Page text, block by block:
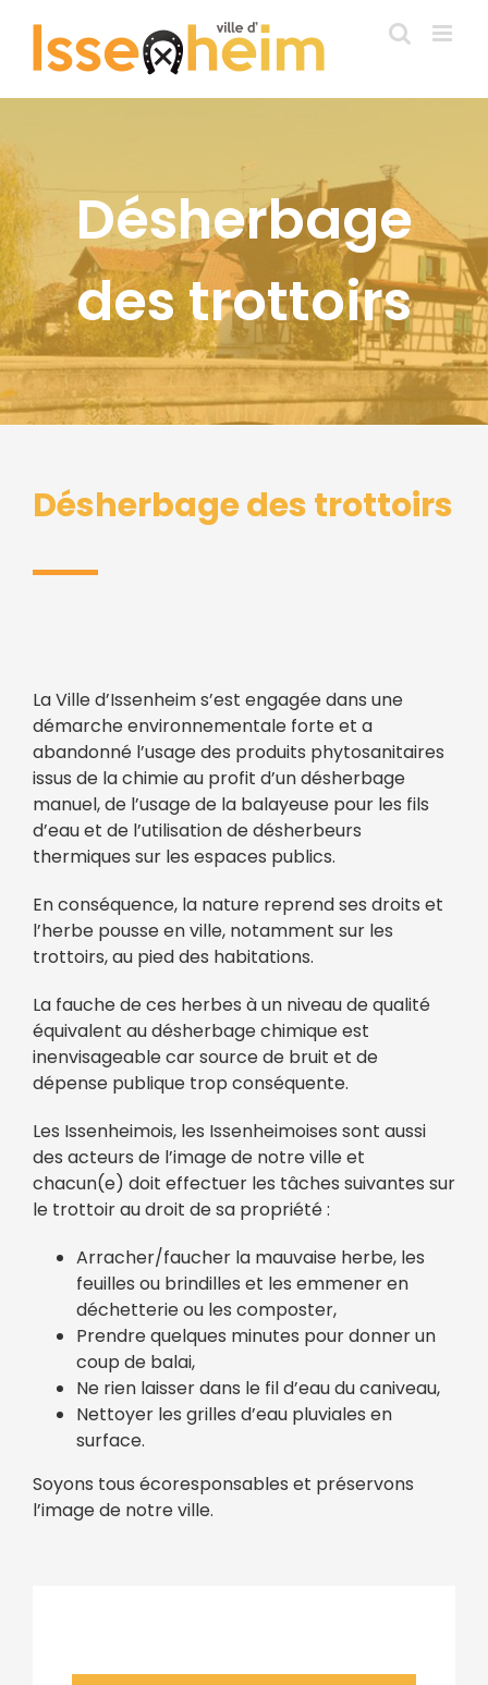
contenu
Désherbage
des trottoirs
Désherbage des trottoirs
La Ville d’Issenheim s’est engagée dans une
démarche environnementale forte et a
abandonné l’usage des produits phytosanitaires
issus de la chimie au profit d’un désherbage
manuel, de l’usage de la balayeuse pour les fils
d’eau et de l’utilisation de désherbeurs
thermiques sur les espaces publics.
En conséquence, la nature reprend ses droits et
l’herbe pousse en ville, notamment sur les
trottoirs, au pied des habitations.
La fauche de ces herbes à un niveau de qualité
équivalent au désherbage chimique est
inenvisageable car source de bruit et de
dépense publique trop conséquente.
Les Issenheimois, les Issenheimoises sont aussi
des acteurs de l’image de notre ville et
chacun(e) doit effectuer les tâches suivantes sur
le trottoir au droit de sa propriété :
Arracher/faucher la mauvaise herbe, les
feuilles ou brindilles et les emmener en
déchetterie ou les composter,
Prendre quelques minutes pour donner un
coup de balai,
Ne rien laisser dans le fil d’eau du caniveau,
Nettoyer les grilles d’eau pluviales en
surface.
Soyons tous écoresponsables et préservons
l’image de notre ville.